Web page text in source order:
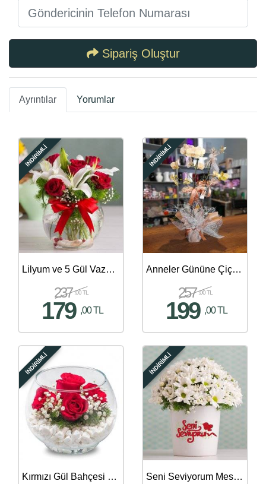
Sipariş Oluştur
Ayrıntılar Yorumlar
İNDİRİMLİ
Lilyum ve 5 Gül Vazoda
237 ,00 TL
179 ,00 TL
İNDİRİMLİ
Anneler Gününe Çiçek Gönder - 407
257 ,00 TL
199 ,00 TL
İNDİRİMLİ
Kırmızı Gül Bahçesi 5 Adet
İNDİRİMLİ
Seni Seviyorum Mesajlı Papatya Aranjmanı